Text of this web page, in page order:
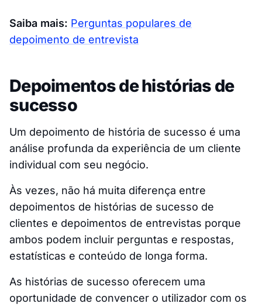
Saiba mais: Perguntas populares de
depoimento de entrevista
Depoimentos de histórias de
sucesso
Um depoimento de história de sucesso é uma
análise profunda da experiência de um cliente
individual com seu negócio.
Às vezes, não há muita diferença entre
depoimentos de histórias de sucesso de
clientes e depoimentos de entrevistas porque
ambos podem incluir perguntas e respostas,
estatísticas e conteúdo de longa forma.
As histórias de sucesso oferecem uma
oportunidade de convencer o utilizador com os